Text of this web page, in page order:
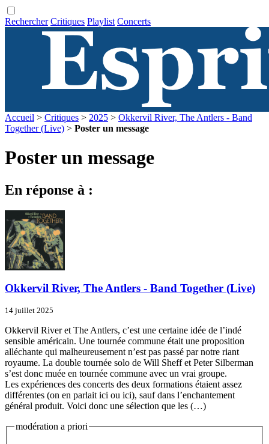
Rechercher Critiques Playlist Concerts
Accueil > Critiques > 2025 > Okkervil River, The Antlers - Band
Together (Live) > Poster un message
Poster un message
En réponse à :
Okkervil River, The Antlers - Band Together (Live)
14 juillet 2025
Okkervil River et The Antlers, c’est une certaine idée de l’indé
sensible américain. Une tournée commune était une proposition
alléchante qui malheureusement n’est pas passé par notre riant
royaume. La double tournée solo de Will Sheff et Peter Silberman
s’est donc muée en tournée commune avec un vrai groupe.
Les expériences des concerts des deux formations étaient assez
différentes (on en parlait ici ou ici), sauf dans l’enchantement
général produit. Voici donc une sélection que les (…)
modération a priori